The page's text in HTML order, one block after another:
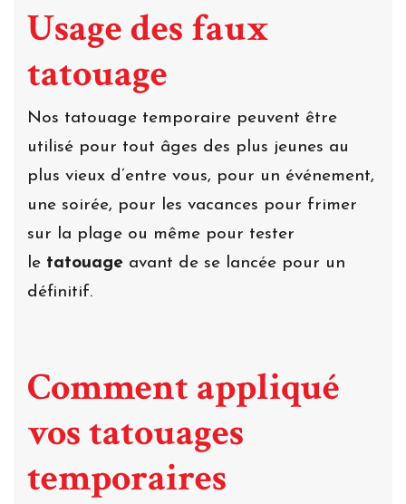
Usage des faux
tatouage
Nos tatouage temporaire peuvent être
utilisé pour tout âges des plus jeunes au
plus vieux d’entre vous, pour un événement,
une soirée, pour les vacances pour frimer
sur la plage ou même pour tester
le tatouage avant de se lancée pour un
définitif.
Comment appliqué
vos tatouages
temporaires